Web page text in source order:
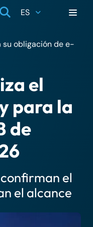
ES
su obligación de e-
el
para la
de
el
el alcance